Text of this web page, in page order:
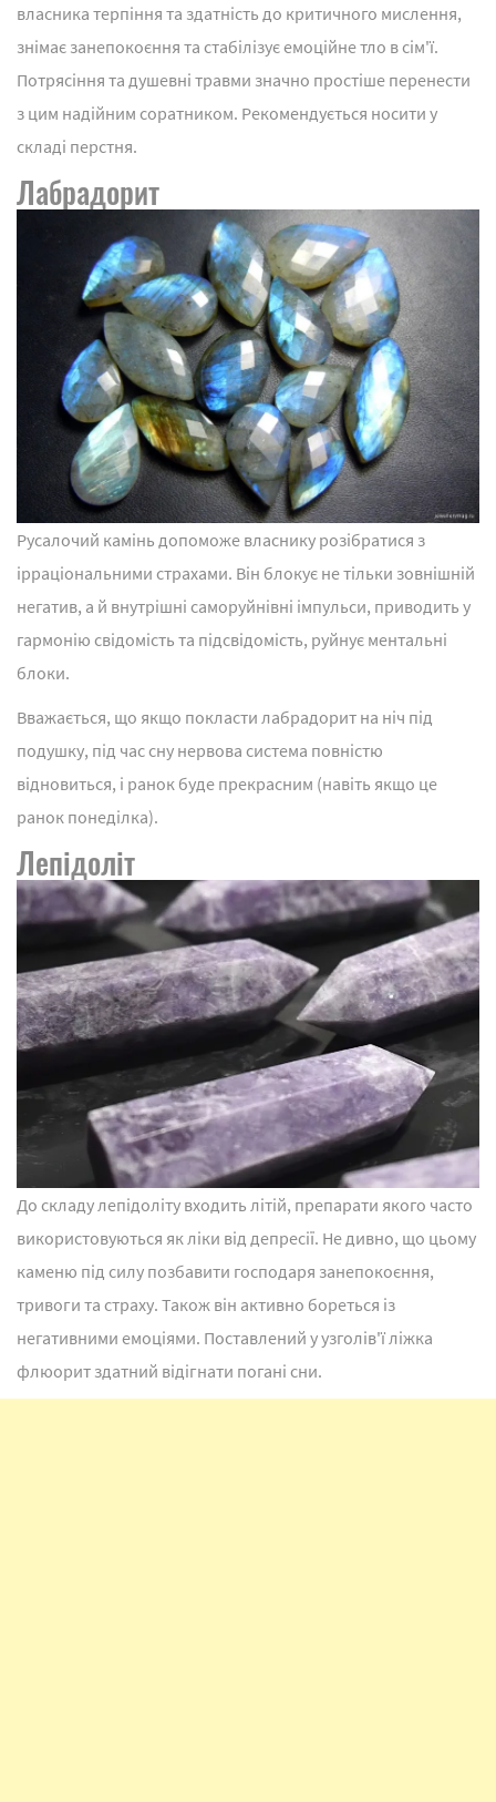
власника терпіння та здатність до критичного мислення,
знімає занепокоєння та стабілізує емоційне тло в сім'ї.
Потрясіння та душевні травми значно простіше перенести
з цим надійним соратником. Рекомендується носити у
складі перстня.
Лабрадорит
Русалочий камінь допоможе власнику розібратися з
ірраціональними страхами. Він блокує не тільки зовнішній
негатив, а й внутрішні саморуйнівні імпульси, приводить у
гармонію свідомість та підсвідомість, руйнує ментальні
блоки.
Вважається, що якщо покласти лабрадорит на ніч під
подушку, під час сну нервова система повністю
відновиться, і ранок буде прекрасним (навіть якщо це
ранок понеділка).
Лепідоліт
До складу лепідоліту входить літій, препарати якого часто
використовуються як ліки від депресії. Не дивно, що цьому
каменю під силу позбавити господаря занепокоєння,
тривоги та страху. Також він активно бореться із
негативними емоціями. Поставлений у узголів'ї ліжка
флюорит здатний відігнати погані сни.